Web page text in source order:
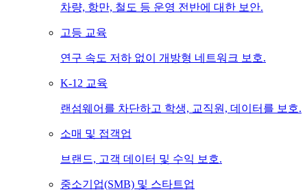
차량, 항만, 철도 등 운영 전반에 대한 보안.
고등 교육
연구 속도 저하 없이 개방형 네트워크 보호.
K-12 교육
랜섬웨어를 차단하고 학생, 교직원, 데이터를 보호.
소매 및 접객업
브랜드, 고객 데이터 및 수익 보호.
중소기업(SMB) 및 스타트업